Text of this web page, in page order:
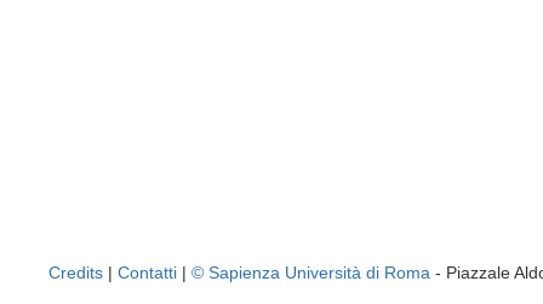
Credits | Contatti | © Sapienza Università di Roma - Piazzale